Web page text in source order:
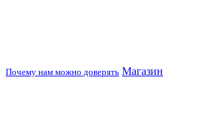
Почему нам можно доверять Магазин